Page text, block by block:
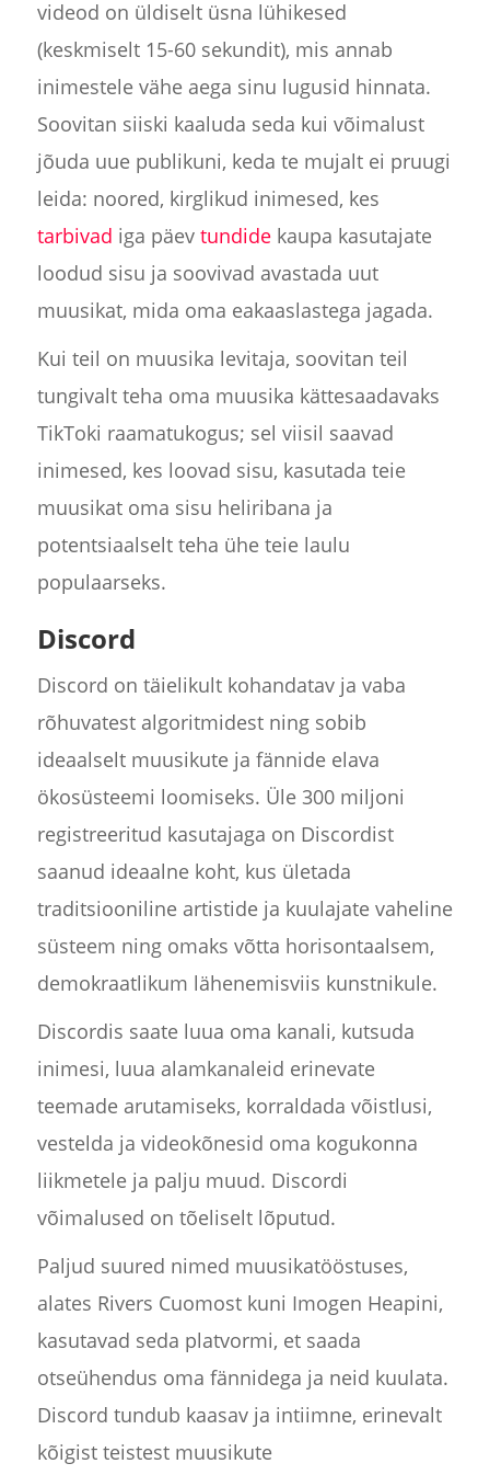
videod on üldiselt üsna lühikesed
(keskmiselt 15-60 sekundit), mis annab
inimestele vähe aega sinu lugusid hinnata.
Soovitan siiski kaaluda seda kui võimalust
jõuda uue publikuni, keda te mujalt ei pruugi
leida: noored, kirglikud inimesed, kes
tarbivad iga päev tundidekaupa kasutajate
loodud sisu ja soovivad avastada uut
muusikat, mida oma eakaaslastega jagada.
Kui teil on muusika levitaja, soovitan teil
tungivalt teha oma muusika kättesaadavaks
TikToki raamatukogus; sel viisil saavad
inimesed, kes loovad sisu, kasutada teie
muusikat oma sisu heliribana ja
potentsiaalselt teha ühe teie laulu
populaarseks.
Discord
Discord on täielikult kohandatav ja vaba
rõhuvatest algoritmidest ning sobib
ideaalselt muusikute ja fännide elava
ökosüsteemi loomiseks. Üle 300 miljoni
registreeritud kasutajaga on Discordist
saanud ideaalne koht, kus ületada
traditsiooniline artistide ja kuulajate vaheline
süsteem ning omaks võtta horisontaalsem,
demokraatlikum lähenemisviis kunstnikule.
Discordis saate luua oma kanali, kutsuda
inimesi, luua alamkanaleid erinevate
teemade arutamiseks, korraldada võistlusi,
vestelda ja videokõnesid oma kogukonna
liikmetele ja palju muud. Discordi
võimalused on tõeliselt lõputud.
Paljud suured nimed muusikatööstuses,
alates Rivers Cuomost kuni Imogen Heapini,
kasutavad seda platvormi, et saada
otseühendus oma fännidega ja neid kuulata.
Discord tundub kaasav ja intiimne, erinevalt
kõigist teistest muusikute